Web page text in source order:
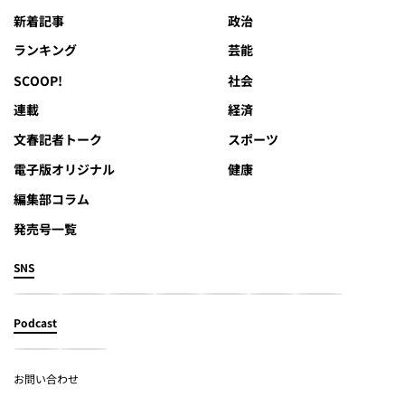
新着記事
ランキング
SCOOP!
連載
文春記者トーク
電子版オリジナル
編集部コラム
発売号一覧
政治
芸能
社会
経済
スポーツ
健康
SNS
Podcast
お問い合わせ